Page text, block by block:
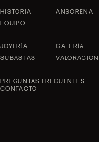
HISTORIA
ANSORENA
EQUIPO
JOYERÍA
GALERÍA
SUBASTAS
PREGUNTAS FRECUENTES
CONTACTO